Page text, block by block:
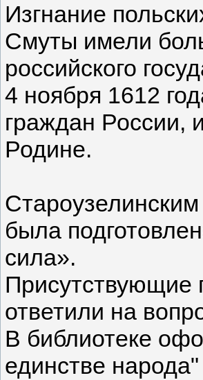
Изгнание
Смуты имели
российского
4 ноября 1612
граждан России,
Родине.
была
сила».
Присутствующие
ответили на
В библиотеке
единстве народа"